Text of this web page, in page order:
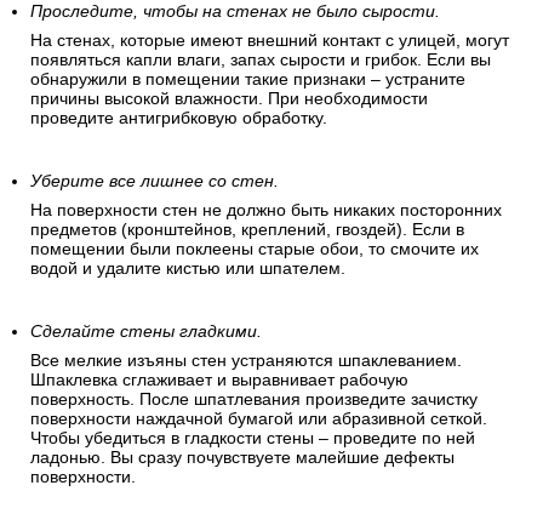
Проследите, чтобы на стенах не было сырости.
На стенах, которые имеют внешний контакт с улицей, могут
появляться капли влаги, запах сырости и грибок. Если вы
обнаружили в помещении такие признаки – устраните
причины высокой влажности. При необходимости
проведите антигрибковую обработку.
Уберите все лишнее со стен.
На поверхности стен не должно быть никаких посторонних
предметов (кронштейнов, креплений, гвоздей). Если в
помещении были поклеены старые обои, то смочите их
водой и удалите кистью или шпателем.
Сделайте стены гладкими.
Все мелкие изъяны стен устраняются шпаклеванием.
Шпаклевка сглаживает и выравнивает рабочую
поверхность. После шпатлевания произведите зачистку
поверхности наждачной бумагой или абразивной сеткой.
Чтобы убедиться в гладкости стены – проведите по ней
ладонью. Вы сразу почувствуете малейшие дефекты
поверхности.